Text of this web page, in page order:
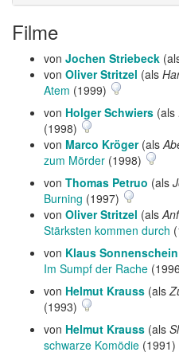
Filme
von Jochen Striebeck
von Oliver Stritzel (als
Atem (1999)
von Holger Schwiers (als
(1998)
von Marco Kröger(als
zum Mörder (1998)
von Thomas Petruo (als
Burning (1997)
von Oliver Stritzel (als
Stärksten kommen durch
von Klaus Sonnenschein
Im Sumpf der Rache
von Helmut Krauss (als
(1993)
von Helmut Krauss (als
schwarze Komödie (1991)